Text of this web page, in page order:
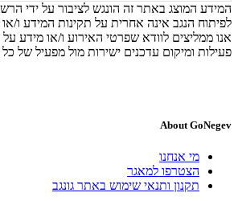
המידע המוצג באתר זה הונגש לציבור על ידי
לפיתוח הנגב אינה אחרית על תקינות המידע ו/
אנו ממליצים לוודא שפרטי האירוע ו/או מידע
פעילות ומיקום עדכנים ישירות מול מפעיל של
About GoNegev
מי אנחנו
הצטרפו למאגר
תקנון ותנאי שימוש באתר גונגב